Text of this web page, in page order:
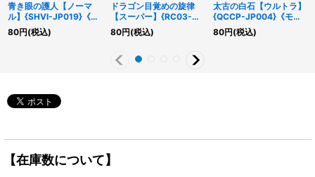
青き眼の護人【ノーマ
ル】{SHVI-JP019}《モ
ンスター》
80円(税込)
ドラゴン目覚めの旋律
【スーパー】{RC03-
JP036}《魔法》
80円(税込)
太古の白石【ウルトラ】
{QCCP-JP004}《モン
スター》
80円(税込)
【在庫数について】